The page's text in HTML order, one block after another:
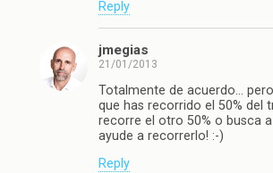
Reply
jmegias
21/01/2013
Totalmente de acuerdo…
que has recorrido el 50% del
recorre el otro 50% o busca
ayude a recorrerlo! :-)
Reply